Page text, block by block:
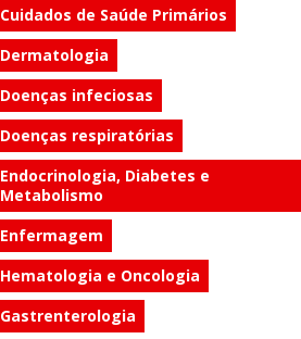
Cuidados de Saúde Primários
Dermatologia
Doenças infeciosas
Doenças respiratórias
Endocrinologia, Diabetes e
Metabolismo
Enfermagem
Hematologia e Oncologia
Gastrenterologia